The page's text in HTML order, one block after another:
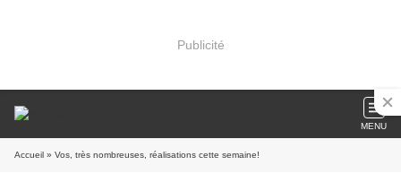
Publicité
MENU
Accueil » Vos, très nombreuses, réalisations cette semaine!